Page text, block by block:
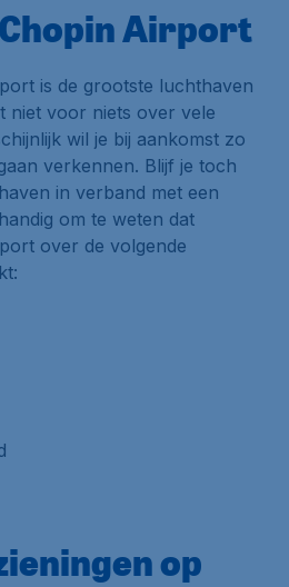
Airport
is de grootste luchthaven
niet voor niets over vele
wil je bij aankomst zo
verkennen. Blijf je toch
in verband met een
om te weten dat
over de volgende
op